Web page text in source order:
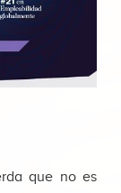
que no es